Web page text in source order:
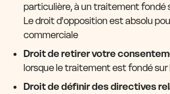
particulière, à un traitement fondé
Le droit d'opposition est absolu
commerciale
Droit de retirer votre
lorsque le traitement est fondé
Droit de définir des directives